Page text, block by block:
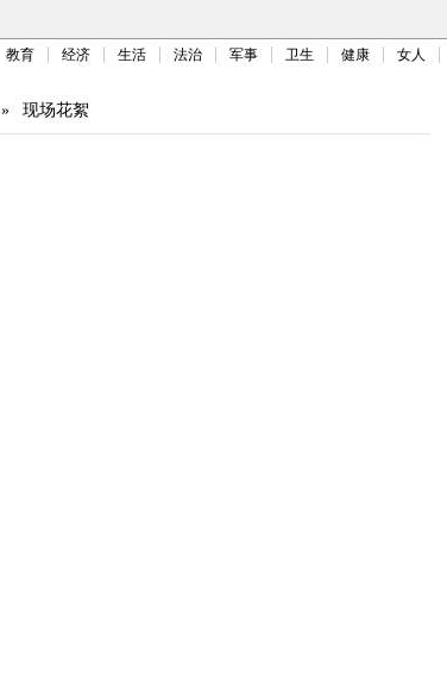
教育 经济 生活 法治 军事 卫生 健康 女人
» 现场花絮